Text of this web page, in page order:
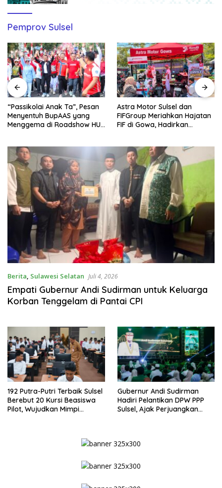
Pemprov Sulsel
“Passikolai Anak Ta”, Pesan
Menyentuh BupAAS yang
Menggema di Roadshow HUT
Astra Motor Sulsel dan
FIFGroup Meriahkan Hajatan
FIF di Gowa, Hadirkan
Berita, Sulawesi Selatan Juli 4, 2026
Empati Gubernur Andi Sudirman untuk Keluarga
Korban Tenggelam di Pantai CPI
192 Putra-Putri Terbaik Sulsel
Berebut 20 Kursi Beasiswa
Pilot, Wujudkan Mimpi
Gubernur Andi Sudirman
Hadiri Pelantikan DPW PPP
Sulsel, Ajak Perjuangkan